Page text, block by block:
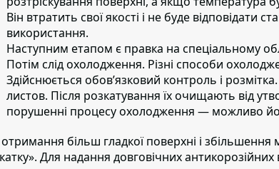
Він втратить свої якості і не буде
використання.
Наступним етапом є правка на спеціальному
Потім слід охолодження. Різні способи
Здійснюється обов’язковий контроль і
листов. Після розкатування їх очищають від
порушенні процесу охолодження — можливо
більш гладкої поверхні і збільшення
Для надання довговічних